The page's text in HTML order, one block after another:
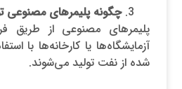
چگونه پلیمرهای مصنوعی
پلیمرهای مصنوعی از طریق
آزمایشگاه‌ها یا کارخانه‌ها با
شده از نفت تولید می‌شوند.